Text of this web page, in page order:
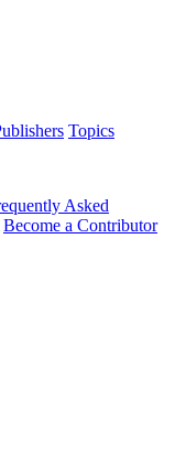
Topics
Asked
Become a Contributor